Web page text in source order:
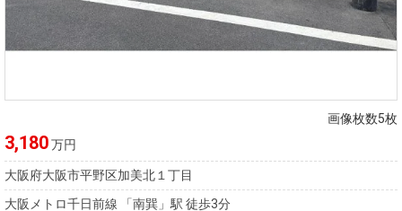
画像枚数5枚
3,180万円
大阪府大阪市平野区加美北１丁目
大阪メトロ千日前線 「南巽」駅 徒歩3分